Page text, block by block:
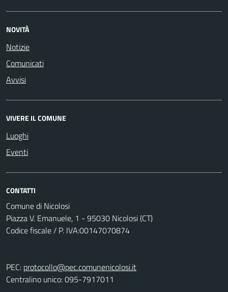
NOVITÀ
Notizie
Comunicati
Avvisi
VIVERE IL COMUNE
Luoghi
Eventi
CONTATTI
Comune di Nicolosi
Piazza V. Emanuele, 1 - 95030 Nicolosi (CT)
Codice fiscale / P. IVA:00147070874
PEC: protocollo@pec.comunenicolosi.it
Centralino unico: 095-7917011